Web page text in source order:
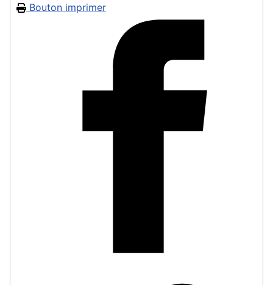
Bouton imprimer